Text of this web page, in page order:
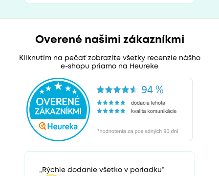
Overené našimi zákazníkmi
Kliknutím na pečať zobrazíte všetky recenzie nášho
e-shopu priamo na Heureke
„Rýchle dodanie všetko v poriadku“